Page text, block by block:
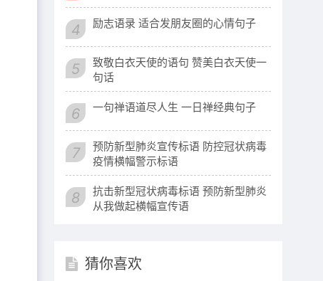
4 励志语录 适合发朋友圈的心情句子
5
致敬白衣天使的语句 赞美白衣天使一
句话
6 一句禅语道尽人生 一日禅经典句子
7
预防新型肺炎宣传标语 防控冠状病毒
疫情横幅警示标语
8
抗击新型冠状病毒标语 预防新型肺炎
从我做起横幅宣传语
猜你喜欢